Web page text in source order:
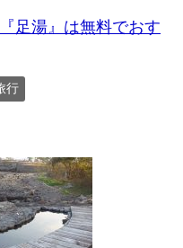
足湯』は無料でおす
行